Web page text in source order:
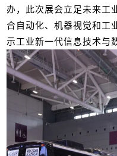
办，此次展会立足未来工
合自动化、机器视觉和工
示工业新一代信息技术与